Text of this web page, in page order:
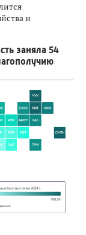
и
заняла 54